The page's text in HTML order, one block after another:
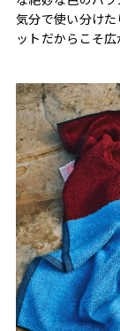
気分で使い分け
ットだからこそ広